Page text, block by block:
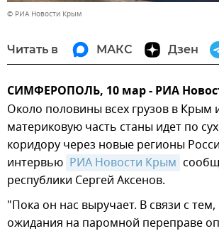
© РИА Новости Крым
Читать в МАКС Дзен
СИМФЕРОПОЛЬ, 10 мар - РИА
Около половины всех грузов в Крым
материковую часть станы идет по
коридору через новые регионы
интервью РИА Новости Крым
республики Сергей Аксенов.
"Пока он нас выручает. В связи с
ожидания на паромной переправе